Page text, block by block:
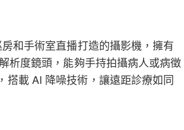
和手術室直播打造的攝影機，擁有
析度鏡頭，能夠手持拍攝病人或病徵
搭載 AI 降噪技術，讓遠距診療如同